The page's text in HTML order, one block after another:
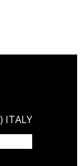
ITALY